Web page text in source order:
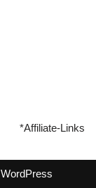
*Affiliate-Links
WordPress